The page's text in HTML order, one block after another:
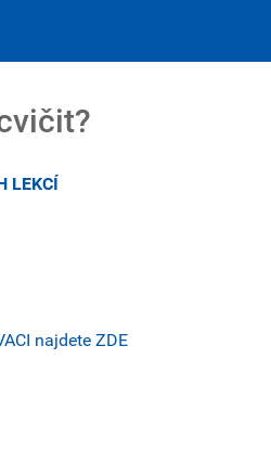
LEKCÍ
najdete ZDE